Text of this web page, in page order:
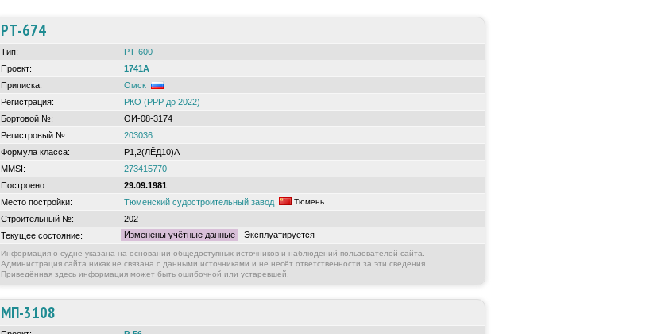
РТ-674
Тип:
РТ-600
Проект:
1741А
Приписка:
Омск
Регистрация:
РКО (РРР до 2022)
Бортовой №:
ОИ-08-3174
Регистровый №:
203036
Формула класса:
Р1,2(ЛЁД10)А
MMSI:
273415770
Построено:
29.09.1981
Место постройки:
Тюменский судостроительный завод Тюмень
Строительный №:
202
Текущее состояние:
Изменены учётные данные Эксплуатируется
Информация о судне указана на основании общедоступных источников и наблюдений пользователей сайта.
Администрация сайта никак не связана с данными источниками и не несёт ответственности за эти сведения.
Приведённая здесь информация может быть ошибочной или устаревшей.
МП-3108